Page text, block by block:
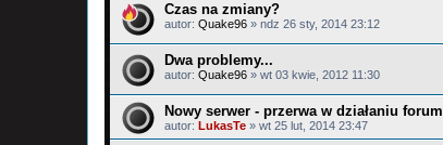
Czas na zmiany?
autor: Quake96 » ndz 26 sty, 2014 23:12
Dwa problemy...
autor: Quake96 » wt 03 kwie, 2012 11:30
Nowy serwer - przerwa w działaniu forum
autor: LukasTe » wt 25 lut, 2014 23:47